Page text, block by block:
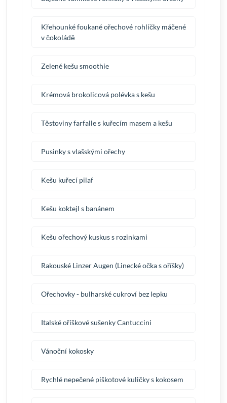
Křehounké foukané ořechové rohlíčky máčené
v čokoládě
Zelené kešu smoothie
Krémová brokolicová polévka s kešu
Těstoviny farfalle s kuřecím masem a kešu
Pusinky s vlašskými ořechy
Kešu kuřecí pilaf
Kešu koktejl s banánem
Kešu ořechový kuskus s rozinkami
Rakouské Linzer Augen (Linecké očka s oříšky)
Ořechovky - bulharské cukroví bez lepku
Italské oříškové sušenky Cantuccini
Vánoční kokosky
Rychlé nepečené piškotové kuličky s kokosem